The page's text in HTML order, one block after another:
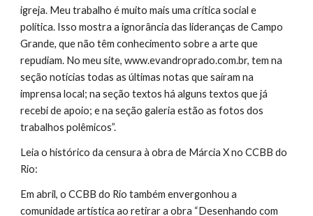
igreja. Meu trabalho é muito mais uma crítica social e
política. Isso mostra a ignorância das lideranças de Campo
Grande, que não têm conhecimento sobre a arte que
repudiam. No meu site, www.evandroprado.com.br, tem na
seção notícias todas as últimas notas que saíram na
imprensa local; na seção textos há alguns textos que já
recebi de apoio; e na seção galeria estão as fotos dos
trabalhos polêmicos”.
Leia o histórico da censura à obra de Márcia X no CCBB do
Rio:
Em abril, o CCBB do Rio também envergonhou a
comunidade artística ao retirar a obra “Desenhando com